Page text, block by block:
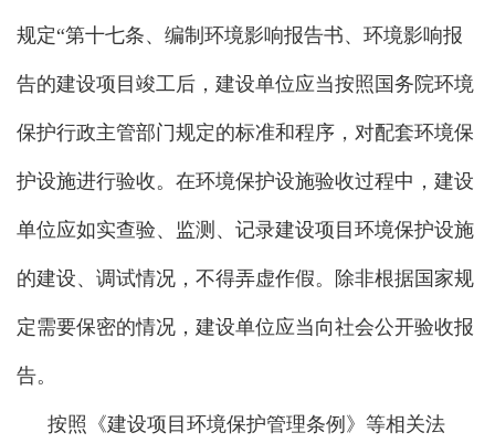
规定“第十七条、编制环境影响报告书、环境影响报
告的建设项目竣工后，建设单位应当按照国务院环境
保护行政主管部门规定的标准和程序，对配套环境保
护设施进行验收。在环境保护设施验收过程中，建设
单位应如实查验、监测、记录建设项目环境保护设施
的建设、调试情况，不得弄虚作假。除非根据国家规
定需要保密的情况，建设单位应当向社会公开验收报
告。
按照《建设项目环境保护管理条例》等相关法